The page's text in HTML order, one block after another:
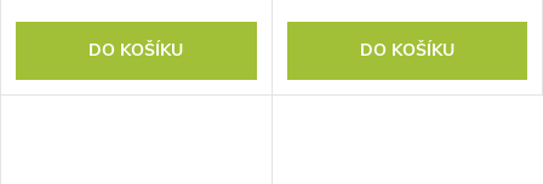
DO KOŠÍKU DO KOŠÍKU